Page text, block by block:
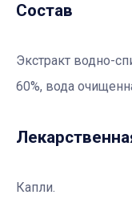
Состав
Экстракт водно-
60%, вода
Капли.